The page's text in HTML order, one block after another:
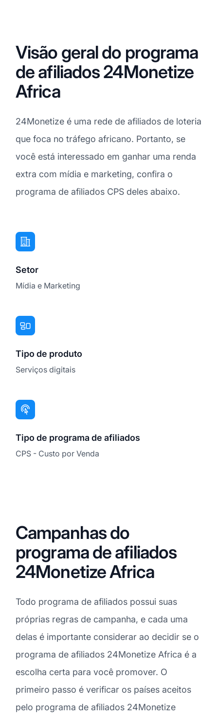
Visão geral do programa
de afiliados 24Monetize
Africa
24Monetize é uma rede de afiliados de loteria
que foca no tráfego africano. Portanto, se
você está interessado em ganhar uma renda
extra com mídia e marketing, confira o
programa de afiliados CPS deles abaixo.
Setor
Mídia e Marketing
Tipo de produto
Serviços digitais
Tipo de programa de afiliados
CPS - Custo por Venda
Campanhas do
programa de afiliados
24Monetize Africa
Todo programa de afiliados possui suas
próprias regras de campanha, e cada uma
delas é importante considerar ao decidir se o
programa de afiliados 24Monetize Africa é a
escolha certa para você promover. O
primeiro passo é verificar os países aceitos
pelo programa de afiliados 24Monetize